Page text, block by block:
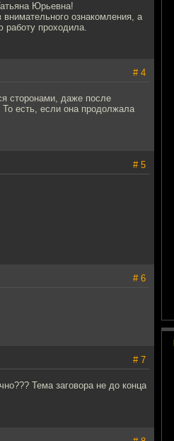
Юрьевна!
внимательного ознакомления, а
работу проходила.
# 4
сторонами, даже после
То есть, если она продолжала
# 5
# 6
# 7
Тема заговора не до конца